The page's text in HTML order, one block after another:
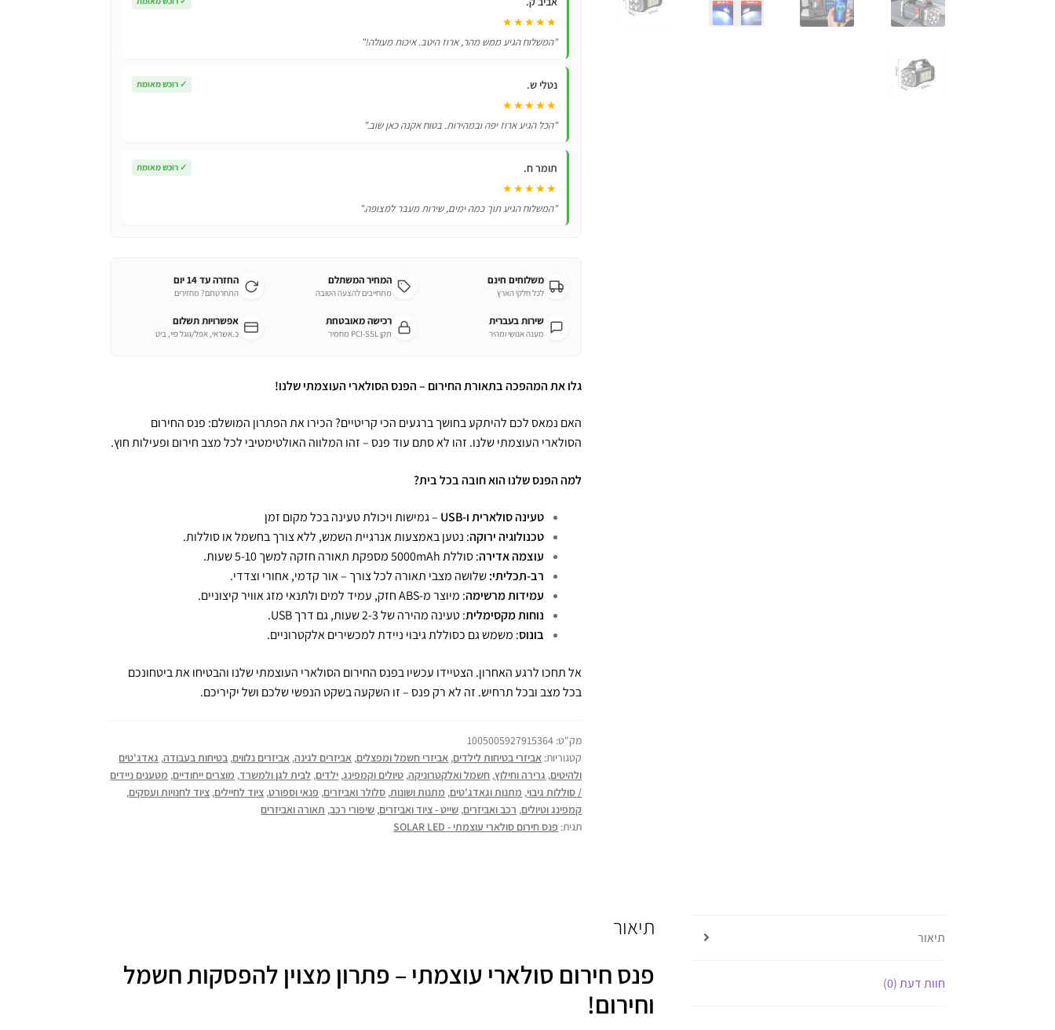
★★★★★
"המשלוח הגיע ממש מהר, ארוז היטב. איכות מעולה!"
נטלי ש. ✓ רוכש מאומת
★★★★★
"הכל הגיע ארוז יפה ובמהירות. בטוח אקנה כאן שוב."
תומר ח. ✓ רוכש מאומת
★★★★★
"המשלוח הגיע תוך כמה ימים, שירות מעבר למצופה."
משלוחים חינם
לכל חלקי הארץ
המחיר המשתלם
מתחייבים להצעה הטובה
החזרה עד 14 יום
התחרטתם? מחזירים
שירות בעברית
מענה אנושי ומהיר
רכישה מאובטחת
תקן PCI-SSL מחמיר
אפשרויות תשלום
כ.אשראי, אפל/גוגל פיי, ביט
גלו את המהפכה בתאורת החירום – הפנס הסולארי העוצמתי שלנו!
האם נמאס לכם להיתקע בחושך ברגעים הכי קריטיים? הכירו את הפתרון המושלם: פנס החירום
הסולארי העוצמתי שלנו. זהו לא סתם עוד פנס – זהו המלווה האולטימטיבי לכל מצב חירום ופעילות חוץ.
למה הפנס שלנו הוא חובה בכל בית?
טעינה סולארית ו-USB
– גמישות ויכולת טעינה בכל מקום זמן
טכנולוגיה ירוקה: נטען באמצעות אנרגיית השמש, ללא צורך בחשמל או סוללות.
עוצמה אדירה: סוללת 5000mAh מספקת תאורה חזקה למשך 5-10 שעות.
רב-תכליתי:שלושה מצבי תאורה לכל צורך – אור קדמי, אחורי וצדדי.
עמידות מרשימה: מיוצר מ-ABS חזק, עמיד למים ולתנאי מזג אוויר קיצוניים.
נוחות מקסימלית: טעינה מהירה של 2-3 שעות, גם דרך USB.
בונוס: משמש גם כסוללת גיבוי ניידת למכשירים אלקטרוניים.
אל תחכו לרגע האחרון. הצטיידו עכשיו בפנס החירום הסולארי העוצמתי שלנו והבטיחו את ביטחונכם
בכל מצב ובכל תרחיש. זה לא רק פנס – זו השקעה בשקט הנפשי שלכם ושל יקיריכם.
מק"ט: 1005005927915364
קטגוריות: אביזרי בטיחות לילדים, אביזרי חשמל ומפצלים, אביזרים לגינה, אביזרים נלווים, בטיחות בעבודה, גאדג'טים
ולהיטים, גרירה וחילוץ, חשמל ואלקטרוניקה, טיולים וקמפינג, ילדים, לבית לגן ולמשרד, מוצרים ייחודיים, מטענים ניידים
/ סוללות גיבוי, מתנות וגאדג'טים, מתנות ושונות, סלולר ואביזרים, פנאי וספורט, ציוד לחיילים, ציוד לחנויות ועסקים,
קמפינג וטיולים, רכב ואביזרים, שייט - ציוד ואביזרים, שיפורי רכב, תאורה ואביזרים
תגית: פנס חירום סולארי עוצמתי - SOLAR LED
תיאור
חוות דעת (0)
תיאור
פנס חירום סולארי עוצמתי – פתרון מצוין להפסקות חשמל
וחירום!